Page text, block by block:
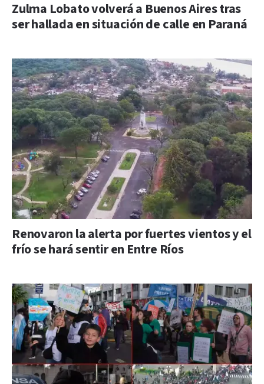
Zulma Lobato volverá a Buenos Aires tras
ser hallada en situación de calle en Paraná
Renovaron la alerta por fuertes vientos y el
frío se hará sentir en Entre Ríos